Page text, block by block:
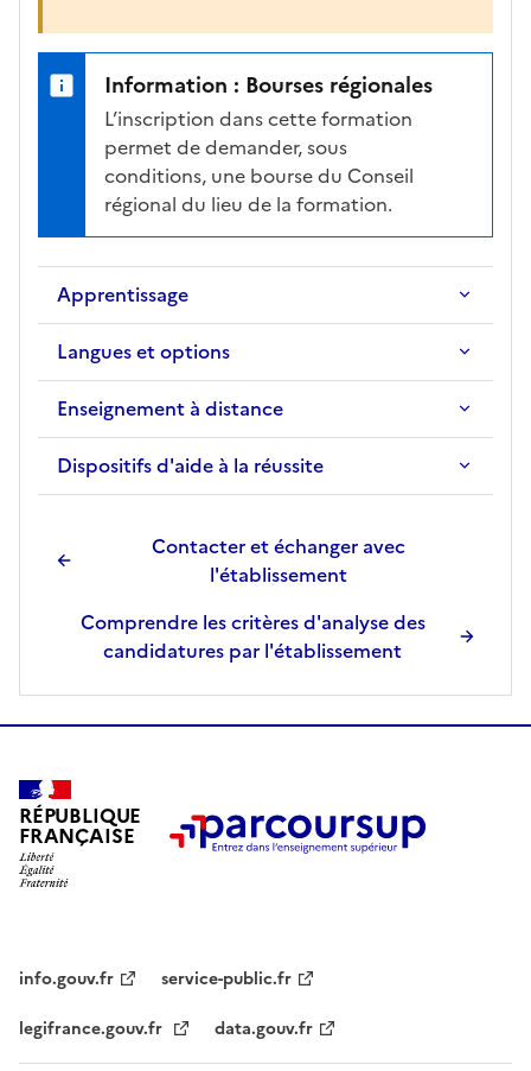
h
d
e
a
f
o
r
a
i
n
é
e
t
n
n
.
Information : Bourses régionales
L’inscription dans cette formation
permet de demander, sous
conditions, une bourse du Conseil
régional du lieu de la formation.
Apprentissage
Langues et options
Enseignement à distance
Dispositifs d'aide à la réussite
Contacter et échanger avec
l'établissement
Comprendre les critères d'analyse des
candidatures par l'établissement
RÉPUBLIQUE
FRANÇAISE
info.gouv.fr
service-public.fr
legifrance.gouv.fr
data.gouv.fr